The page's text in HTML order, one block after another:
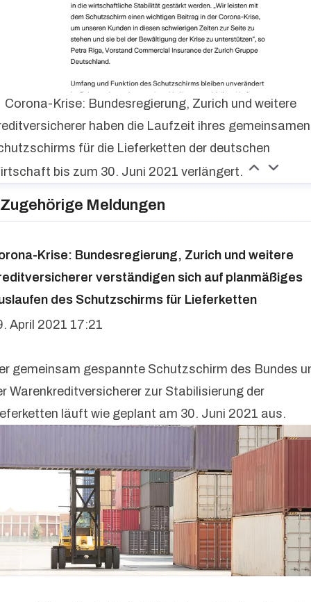
Corona-Krise: Bundesregierung, Zurich und weitere
haben die Laufzeit ihres gemeinsamen
für die Lieferketten der deutschen
bis zum 30. Juni 2021 verlängert.
Zugehörige Meldungen
Krise: Bundesregierung, Zurich und weitere
verständigen sich auf planmäßiges
des Schutzschirms für Lieferketten
April 2021 17:21
gemeinsam gespannte Schutzschirm des Bundes
Warenkreditversicherer zur Stabilisierung der
läuft wie geplant am 30. Juni 2021 aus.